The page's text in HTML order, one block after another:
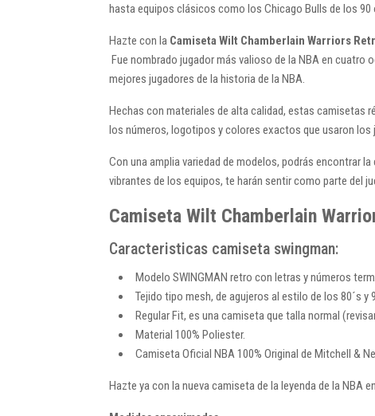
hasta equipos clásicos como los Chicago Bulls de los
Hazte con la Camiseta Wilt Chamberlain Warriors
Fue nombrado jugador más valioso de la NBA en
mejores jugadores de la historia de la NBA.
Hechas con materiales de alta calidad, estas camisetas
los números, logotipos y colores exactos que usaron los
Con una amplia variedad de modelos, podrás encontrar
vibrantes de los equipos, te harán sentir como parte del
Camiseta Wilt Chamberlain
Caracteristicas camiseta swingman:
Modelo SWINGMAN retro con letras y números
Tejido tipo mesh, de agujeros al estilo de los 80´s y
Regular Fit, es una camiseta que talla normal
Material 100% Poliester.
Camiseta Oficial NBA 100% Original de Mitchell &
Hazte ya con la nueva camiseta de la leyenda de la NBA